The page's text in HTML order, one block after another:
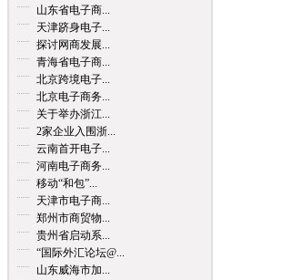
山东省电子商...
天津跻身电子...
探讨网商发展...
青海省电子商...
北京跨境电子...
北京电子商务...
关于举办浙江...
2家企业入围浙...
云南首开电子...
河南电子商务...
移动“和包”...
天津市电子商...
郑州市商贸物...
贵州省启动系...
“国际外汇论坛@...
山东威海市加...